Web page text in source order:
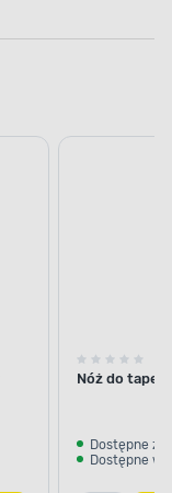
Nóż do tapet
Dostępne z
Dostępne w